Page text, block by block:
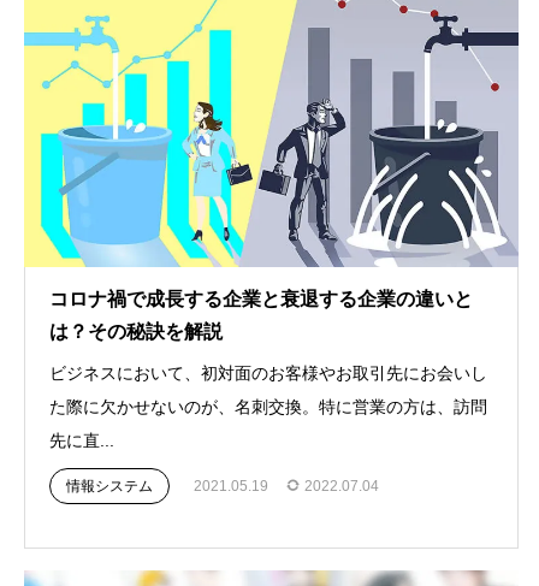
コロナ禍で成長する企業と衰退する企業の違いと
は？その秘訣を解説
ビジネスにおいて、初対面のお客様やお取引先にお会いし
た際に欠かせないのが、名刺交換。特に営業の方は、訪問
先に直...
情報システム 2021.05.19 2022.07.04